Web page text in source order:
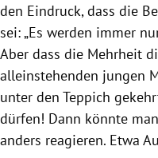
den Eindruck, dass die
sei: „Es werden immer
Aber dass die Mehrheit
alleinstehenden jungen
unter den Teppich
dürfen! Dann könnte
anders reagieren. Etwa